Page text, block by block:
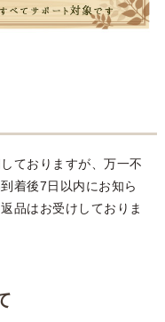
ておりますが、万一不
着後7日以内にお知ら
品はお受けしておりま